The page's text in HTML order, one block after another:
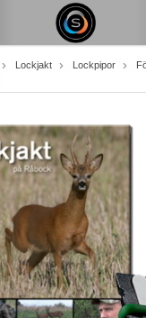
Lockjakt Lockpipor